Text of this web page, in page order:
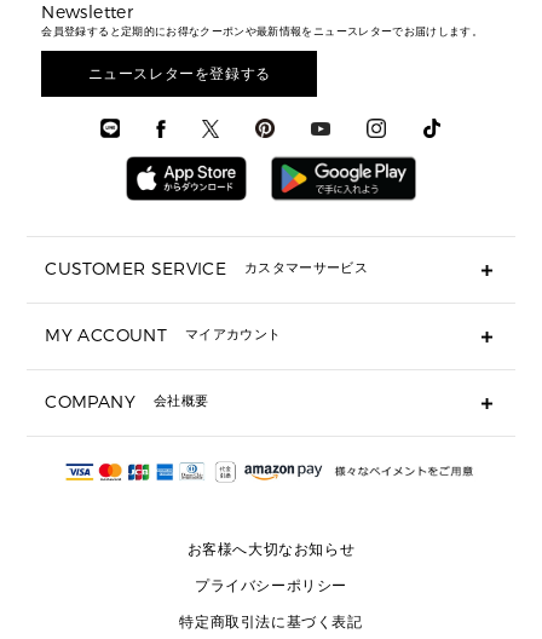
ウェア
アクセサリー
メンズ バッグ
メンズ 財布・小物
メンズ シューズ
メンズ ウェア
メンズ 時計・その他
メンズ財布・小物
メンズアクセサリー
メンズウェア
3 IN 1 / 2 IN 1 バッグ
▶ メンズすべて
▶ メンズすべて
▶ バッグすべて
通勤・通学アイテム
3 IN 1 バッグ
ミニ財布・フラグメントケース
▶ 小物すべて
定期ケース・カードケース・名刺入れ
サンダル
スニーカー
▶ ウェア
財布・小物
時計・ジュエリー
アクセサリー
エディターレビュー
Newsletter
会員登録すると定期的にお得なクーポンや最新情報をニュースレターでお届けします。
ニュースレターを登録する
CUSTOMER SERVICE カスタマーサービス
ギフト用にラッピングができますか？
ショッピングバッグを購入商品分送ってもらえますか？
注文後に完了メールが受信できないのですが？
サイズ交換はできますか？
MY ACCOUNT マイアカウント
COMPANY 会社概要
会社概要
お客様へ大切なお知らせ
プライバシーポリシー
特定商取引法に基づく表記